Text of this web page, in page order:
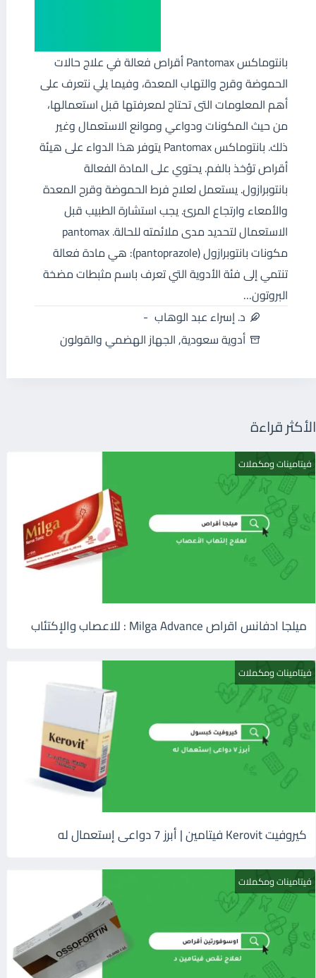
بانتوماكس Pantomax أقراص فعالة في علاج حالات
الحموضة وقرح والتهاب المعدة، وفيما يلي نتعرف على
أهم المعلومات التى تحتاج لمعرفتها قبل استعمالها،
من حيث المكونات ودواعي وموانع الاستعمال وغير
ذلك. بانتوماكس Pantomax يتوفر هذا الدواء على هيئة
أقراص تؤخذ بالفم. يحتوي على المادة الفعالة
بانتوبرازول. يستعمل لعلاج فرط الحموضة وقرح المعدة
والأمعاء وارتجاع المرئ. يجب استشارة الطبيب قبل
الاستعمال لتحديد مدى ملائمته للحالة. pantomax
مكونات بانتوبرازول (pantoprazole): هي مادة فعالة
تنتمي إلى فئة الأدوية التي تعرف باسم مثبطات مضخة
البروتون…
د. إسراء عبد الوهاب
أدوية سعودية,الجهاز الهضمي والقولون
الأكثر قراءة
فيتامينات ومكملات
ميلجا ادفانس اقراص Milga Advance : للاعصاب والإكتئاب
فيتامينات ومكملات
كيروفيت Kerovit فيتامين | أبرز 7 دواعى إستعمال له
فيتامينات ومكملات